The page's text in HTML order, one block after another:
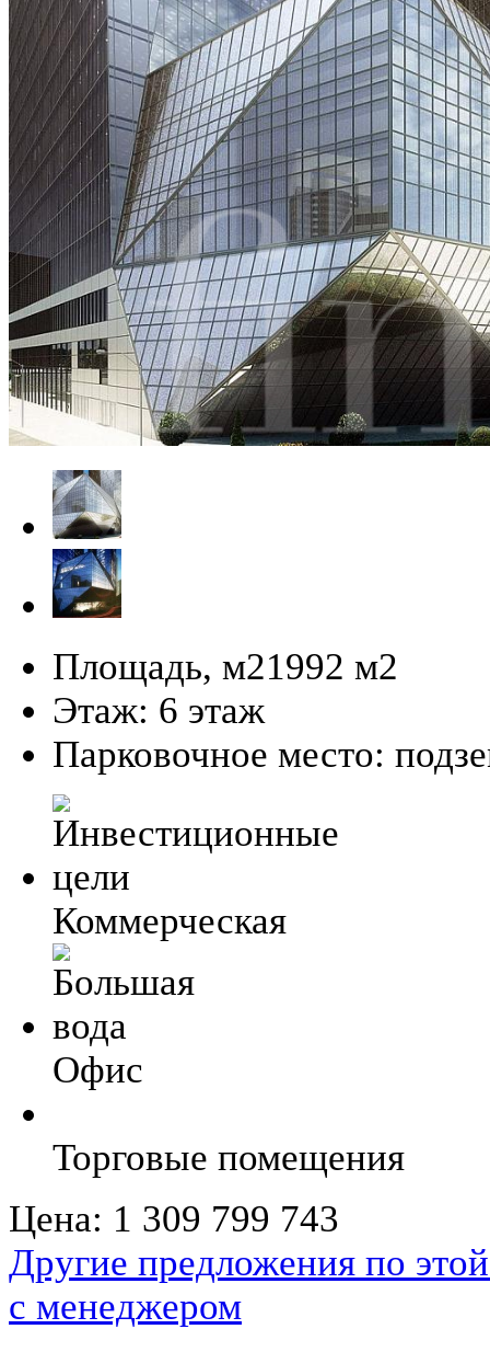
Площадь, м21992 м2
Этаж: 6 этаж
Парковочное место:
Коммерческая
Офис
Торговые помещения
Цена: 1 309 799 743
Другие предложения по
с менеджером